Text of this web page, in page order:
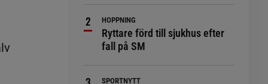
HOPPNING
Ryttare förd till sjukhus efter
fall på SM
SPORTNYTT